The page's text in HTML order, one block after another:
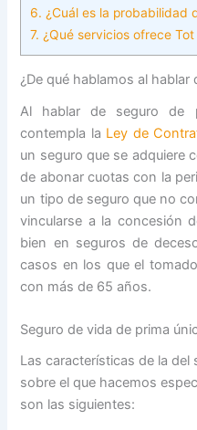
6. ¿Cuál es la probabilidad
7. ¿Qué servicios ofrece
¿De qué hablamos al
Al hablar de seguro de
contempla la Ley de
un seguro que se adquiere
de abonar cuotas con la
un tipo de seguro que no
vincularse a la concesión
bien en seguros de
casos en los que el
con más de 65 años.
Seguro de vida de prima
Las características de la del
sobre el que hacemos
son las siguientes: